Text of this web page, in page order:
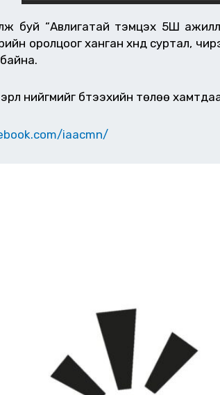
буй “Авлигатай тэмцэх 5Ш
оролцоог ханган хүнд суртал,
нийгмийг бүтээхийн төлөө
iaacmn/